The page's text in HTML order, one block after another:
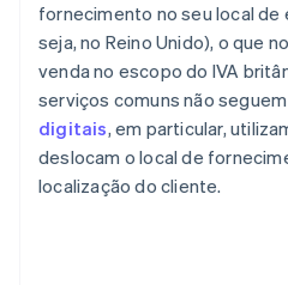
fornecimento no seu local
seja, no Reino Unido), o que
venda no escopo do IVA
serviços comuns não
digitais, em particular,
deslocam o local de
localização do cliente.